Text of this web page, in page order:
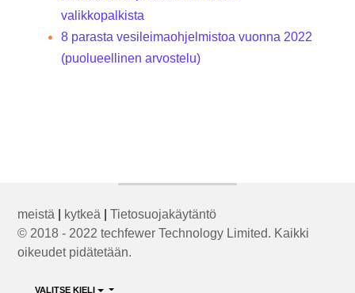
valikkopalkista
8 parasta vesileimaohjelmistoa vuonna 2022
(puolueellinen arvostelu)
meistä kytkeä |Tietosuojakäytäntö
© 2018 - 2022 techfewer Technology Limited. Kaikki
oikeudet pidätetään.
VALITSE KIELI